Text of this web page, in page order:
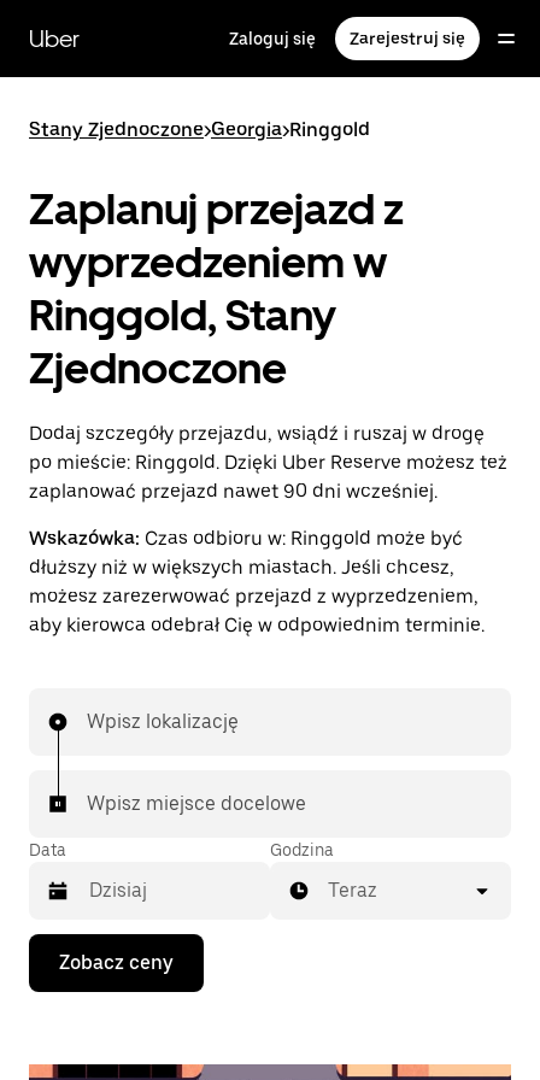
głównej
zawartości
Uber Zaloguj się Zarejestruj się
Stany Zjednoczone>Georgia>Ringgold
Zaplanuj przejazd z
wyprzedzeniem w
Ringgold, Stany
Zjednoczone
Dodaj szczegóły przejazdu, wsiądź i ruszaj w drogę
po mieście: Ringgold. Dzięki Uber Reserve możesz też
zaplanować przejazd nawet 90 dni wcześniej.
Wskazówka: Czas odbioru w: Ringgold może być
dłuższy niż w większych miastach. Jeśli chcesz,
możesz zarezerwować przejazd z wyprzedzeniem,
aby kierowca odebrał Cię w odpowiednim terminie.
Wpisz lokalizację
Wpisz miejsce docelowe
Data
Naciśnij
klawisz
strzałki
Godzina
Teraz
Zobacz ceny